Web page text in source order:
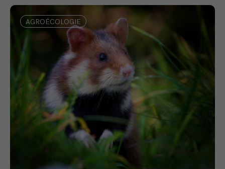
AGROÉCOLOGIE